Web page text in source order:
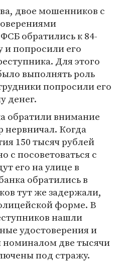
двое мошенников с
обратились к 84-
и попросили его
Для этого
выполнять роль
попросили его
денег.
обратили внимание
нервничал. Когда
150 тысяч рублей
с посоветоваться с
его на улице в
обратились в
тут же задержали,
форме. В
нашли
удостоверения и
две тысячи
под стражу.